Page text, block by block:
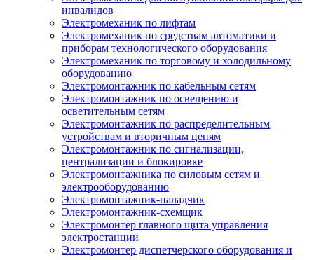
инвалидов
Электромеханик по лифтам
Электромеханик по средствам автоматики и
приборам технологического оборудования
Электромеханик по торговому и холодильному
оборудованию
Электромонтажник по кабельным сетям
Электромонтажник по освещению и
осветительным сетям
Электромонтажник по распределительным
устройствам и вторичным цепям
Электромонтажник по сигнализации,
централизации и блокировке
Электромонтажника по силовым сетям и
электрооборудованию
Электромонтажник-наладчик
Электромонтажник-схемщик
Электромонтер главного щита управления
электростанции
Электромонтер диспетчерского оборудования и